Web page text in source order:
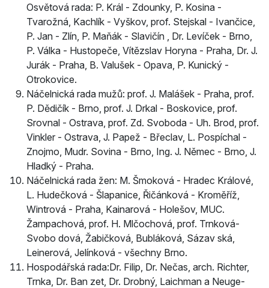
Osvětová rada: P. Král - Zdounky, P. Kosina -
Tvarožná, Kachlík - Vyškov, prof. Stejskal - Ivančice,
P. Jan - Zlín, P. Maňák - Slavičín , Dr. Levíček - Brno,
P. Válka - Hustopeče, Vítězslav Horyna - Praha, Dr. J.
Jurák - Praha, B. Valušek - Opava, P. Kunický -
Otrokovice.
Náčelnická rada mužů: prof. J. Malášek - Praha, prof.
P. Dědičík - Brno, prof. J. Drkal - Boskovice, prof.
Srovnal - Ostrava, prof. Zd. Svoboda - Uh. Brod, prof.
Vinkler - Ostrava, J. Papež - Břeclav, L. Pospíchal -
Znojmo, Mudr. Sovina - Brno, Ing. J. Němec - Brno, J.
Hladký - Praha.
Náčelnická rada žen: M. Šmoková - Hradec Králové,
L. Hudečková - Šlapanice, Řičánková - Kroměříž,
Wintrová - Praha, Kainarová - Holešov, MUC.
Žampachová, prof. H. Mlčochová, prof. Trnková-
Svobo­ dová, Žabičková, Bubláková, Sázav­ ská,
Leinerová, Jelínková - všechny Brno.
Hospodářská rada:Dr. Filip, Dr. Nečas, arch. Richter,
Trnka, Dr. Ban­ zet, Dr. Drobný, Laichman a Neuge­